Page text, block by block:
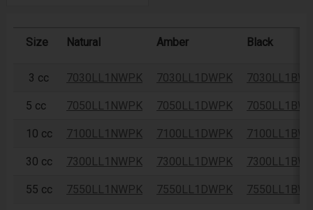
Size Natural Amber Black
3 cc 7030LL1NWPK 7030LL1DWPK
5 cc 7050LL1NWPK 7050LL1DWPK
10 cc 7100LL1NWPK 7100LL1DWPK
30 cc 7300LL1NWPK 7300LL1DWPK
55 cc 7550LL1NWPK 7550LL1DWPK